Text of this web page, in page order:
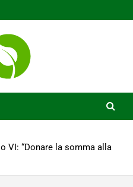
VI: “Donare la somma alla